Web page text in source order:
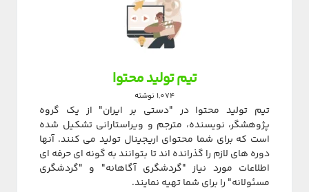
تیم تولید محتوا
1,074 نوشته
تیم تولید محتوا در "دستی بر ایران" از یک گروه
پژوهشگر، نویسنده، مترجم و ویراستارانی تشکیل شده
است که برای شما محتوای اریجینال تولید می کنند. آنها
دوره های لازم را گذرانده اند تا بتوانند به گونه ای حرفه ای
اطلاعات مورد نیاز "گردشگری آگاهانه" و "گردشگری
مسئولانه" را برای شما تهیه نمایند.